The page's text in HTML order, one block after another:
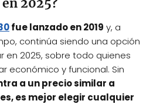
2025?
fue lanzado en 2019 y, a
continúa siendo una opción
en 2025, sobre todo quienes
económico y funcional. Sin
a un precio similar a
es mejor elegir cualquier